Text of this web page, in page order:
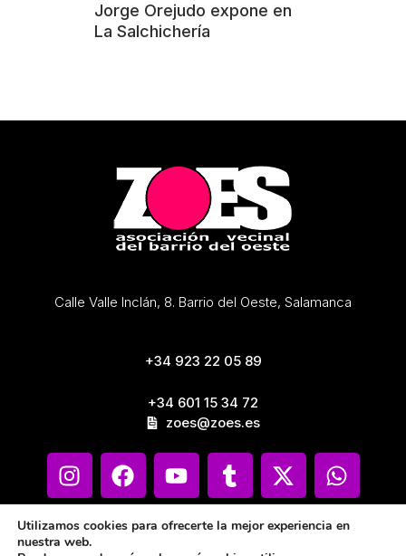
Jorge Orejudo expone en
La Salchichería
Calle Valle Inclán, 8. Barrio del Oeste, Salamanca
+34 923 22 05 89
+34 601 15 34 72
zoes@zoes.es
Utilizamos cookies para ofrecerte la mejor experiencia en
nuestra web.